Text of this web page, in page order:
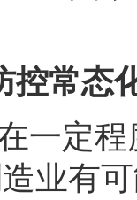
控常态
一定
业有